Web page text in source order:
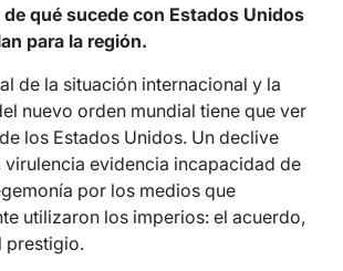
qué sucede con Estados Unidos
para la región.
de la situación internacional y la
nuevo orden mundial tiene que ver
los Estados Unidos. Un declive
evidencia incapacidad de
por los medios que
utilizaron los imperios: el acuerdo,
prestigio.